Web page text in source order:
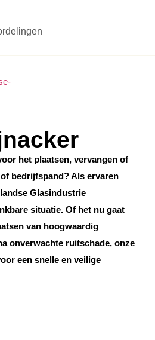
het plaatsen, vervangen of
bedrijfspand? Als ervaren
Glasindustrie
situatie. Of het nu gaat
van hoogwaardig
onverwachte ruitschade, onze
een snelle en veilige